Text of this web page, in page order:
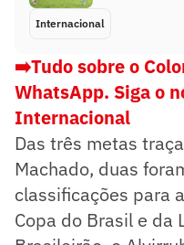
Internacional
➡️Tudo sobre o
WhatsApp. Siga o
Internacional
Das três metas
Machado, duas
classificações para
Copa do Brasil e da